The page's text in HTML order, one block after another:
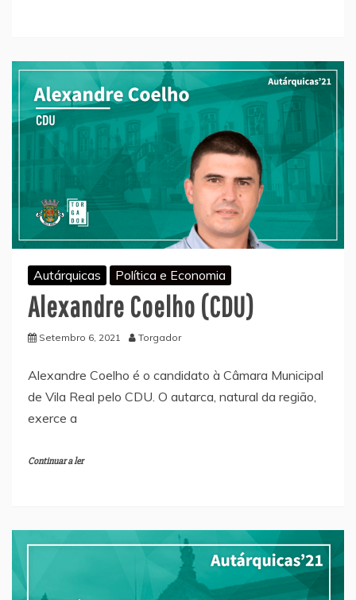
Autárquicas Política e Economia
Alexandre Coelho (CDU)
Setembro 6, 2021 Torgador
Alexandre Coelho é o candidato à Câmara Municipal
de Vila Real pelo CDU. O autarca, natural da região,
exerce a
Continuar a ler